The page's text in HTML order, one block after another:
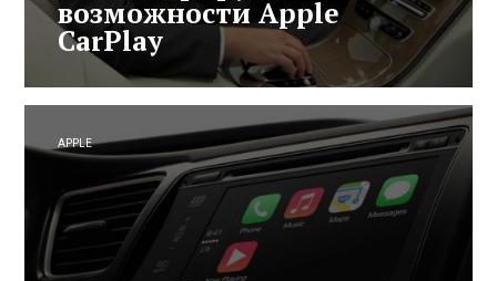
возможности Apple
CarPlay
APPLE